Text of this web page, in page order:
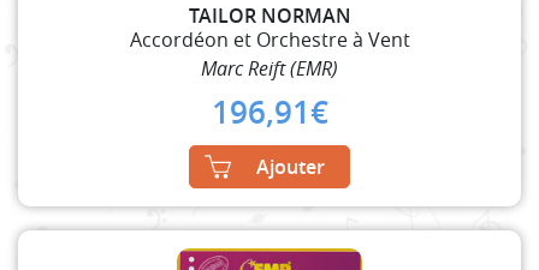
TAILOR NORMAN
Accordéon et Orchestre à Vent
Marc Reift (EMR)
196,91€
Ajouter